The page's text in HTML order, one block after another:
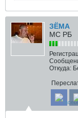
ЗЁМА
МС РБ
Откуда: